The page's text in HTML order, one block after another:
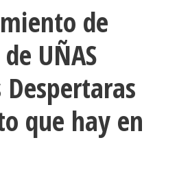
de
UÑAS
que hay en